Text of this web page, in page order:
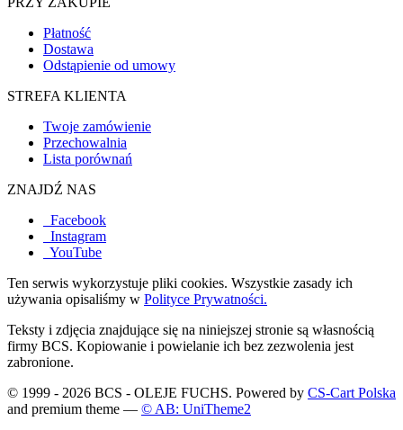
Płatność
Dostawa
Odstąpienie od umowy
STREFA KLIENTA
Twoje zamówienie
Przechowalnia
Lista porównań
ZNAJDŹ NAS
Facebook
Instagram
YouTube
Ten serwis wykorzystuje pliki cookies. Wszystkie zasady ich
używania opisaliśmy w Polityce Prywatności.
Teksty i zdjęcia znajdujące się na niniejszej stronie są własnością
firmy BCS. Kopiowanie i powielanie ich bez zezwolenia jest
zabronione.
© 1999 - 2026 BCS - OLEJE FUCHS. Powered by CS-Cart Polska
and premium theme — © AB: UniTheme2